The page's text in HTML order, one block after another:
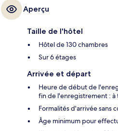
Aperçu
Taille de l'hôtel
Hôtel de 130 chambres
Sur 6 étages
Arrivée et départ
Heure de début de
fin de l'enregistrement :
Formalités d'arrivée sans
Âge minimum pour